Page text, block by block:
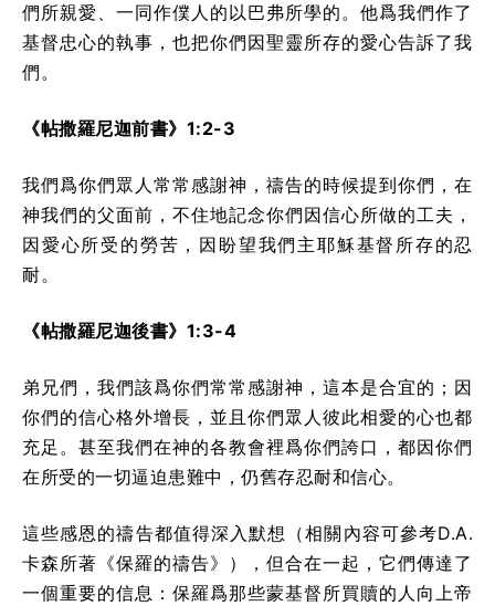
們所親愛、一同作僕人的以巴弗所學的。他爲我們作了
基督忠心的執事，也把你們因聖靈所存的愛心告訴了我
們。
《帖撒羅尼迦前書》1:2-3
我們爲你們眾人常常感謝神，禱告的時候提到你們，在
神我們的父面前，不住地記念你們因信心所做的工夫，
因愛心所受的勞苦，因盼望我們主耶穌基督所存的忍
耐。
《帖撒羅尼迦後書》1:3-4
弟兄們，我們該爲你們常常感謝神，這本是合宜的；因
你們的信心格外增長，並且你們眾人彼此相愛的心也都
充足。甚至我們在神的各教會裡爲你們誇口，都因你們
在所受的一切逼迫患難中，仍舊存忍耐和信心。
這些感恩的禱告都值得深入默想（相關內容可參考D.A.
卡森所著《保羅的禱告》），但合在一起，它們傳達了
一個重要的信息：保羅爲那些蒙基督所買贖的人向上帝